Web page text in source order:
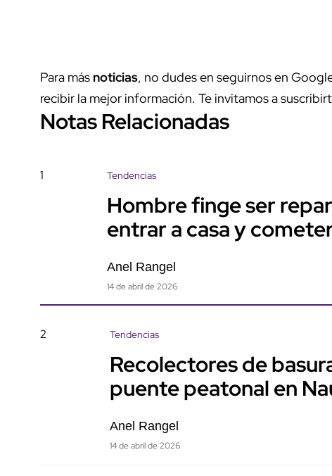
Para más noticias, no dudes en seguirnos en
recibir la mejor información. Te invitamos a
Notas Relacionadas
1 Tendencias
Hombre finge ser
entrar a casa y
Anel Rangel
14 de abril de 2026
2 Tendencias
Recolectores de
puente peatonal en
Anel Rangel
14 de abril de 2026